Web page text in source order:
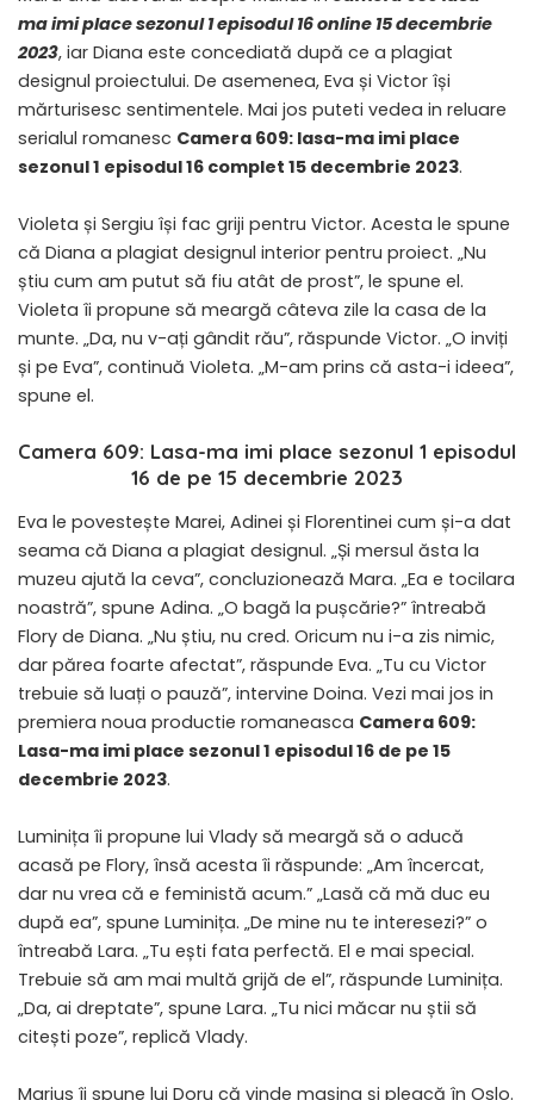
ma imi place sezonul 1 episodul 16 online 15 decembrie
2023, iar Diana este concediată după ce a plagiat
designul proiectului. De asemenea, Eva și Victor își
mărturisesc sentimentele. Mai jos puteti vedea in reluare
serialul romanesc Camera 609: lasa-ma imi place
sezonul 1 episodul 16 complet 15 decembrie 2023.
Violeta și Sergiu își fac griji pentru Victor. Acesta le spune
că Diana a plagiat designul interior pentru proiect. „Nu
știu cum am putut să fiu atât de prost”, le spune el.
Violeta îi propune să meargă câteva zile la casa de la
munte. „Da, nu v-ați gândit rău”, răspunde Victor. „O inviți
și pe Eva”, continuă Violeta. „M-am prins că asta-i ideea”,
spune el.
Camera 609: Lasa-ma imi place sezonul 1 episodul
16 de pe 15 decembrie 2023
Eva le povestește Marei, Adinei și Florentinei cum și-a dat
seama că Diana a plagiat designul. „Și mersul ăsta la
muzeu ajută la ceva”, concluzionează Mara. „Ea e tocilara
noastră”, spune Adina. „O bagă la pușcărie?” întreabă
Flory de Diana. „Nu știu, nu cred. Oricum nu i-a zis nimic,
dar părea foarte afectat”, răspunde Eva. „Tu cu Victor
trebuie să luați o pauză”, intervine Doina. Vezi mai jos in
premiera noua productie romaneasca Camera 609:
Lasa-ma imi place sezonul 1 episodul 16 de pe 15
decembrie 2023.
Luminița îi propune lui Vlady să meargă să o aducă
acasă pe Flory, însă acesta îi răspunde: „Am încercat,
dar nu vrea că e feministă acum.” „Lasă că mă duc eu
după ea”, spune Luminița. „De mine nu te interesezi?” o
întreabă Lara. „Tu ești fata perfectă. El e mai special.
Trebuie să am mai multă grijă de el”, răspunde Luminița.
„Da, ai dreptate”, spune Lara. „Tu nici măcar nu știi să
citești poze”, replică Vlady.
Marius îi spune lui Doru că vinde mașina și pleacă în Oslo.